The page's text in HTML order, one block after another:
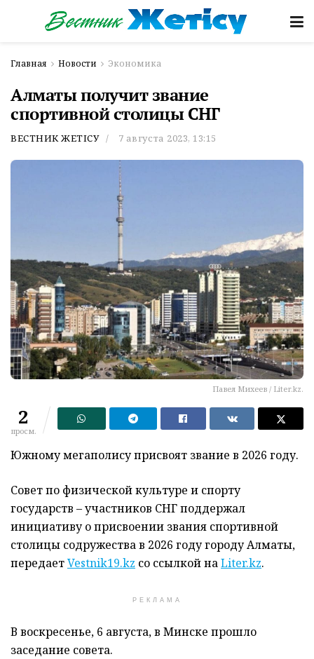
Главная Новости Экономика
Алматы получит звание
спортивной столицы СНГ
ВЕСТНИК ЖЕТІСУ 7 августа 2023, 13:15
Павел Михеев / Liter.kz.
2
просм.
Южному мегаполису присвоят звание в 2026 году.
Совет по физической культуре и спорту
государств – участников СНГ поддержал
инициативу о присвоении звания спортивной
столицы содружества в 2026 году городу Алматы,
передаетVestnik19.kz со ссылкой наLiter.kz.
РЕКЛАМА
В воскресенье, 6 августа, в Минске прошло
заседание совета.